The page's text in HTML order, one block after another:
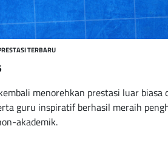
TERBARU
menorehkan prestasi luar
guru inspiratif berhasil meraih
akademik.